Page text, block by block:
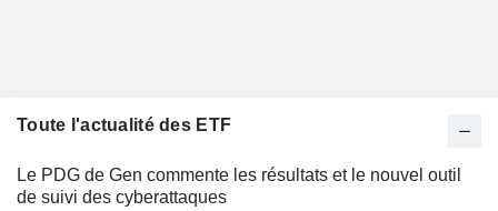
Toute l'actualité des ETF
Le PDG de Gen commente les résultats et le nouvel outil
de suivi des cyberattaques